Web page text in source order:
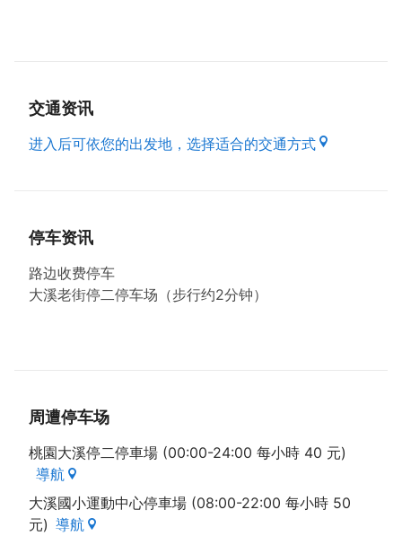
交通资讯
进入后可依您的出发地，选择适合的交通方式
停车资讯
路边收费停车
大溪老街停二停车场（步行约2分钟）
周遭停车场
桃園大溪停二停車場 (00:00-24:00 每小時 40 元)
導航
大溪國小運動中心停車場 (08:00-22:00 每小時 50
元) 導航